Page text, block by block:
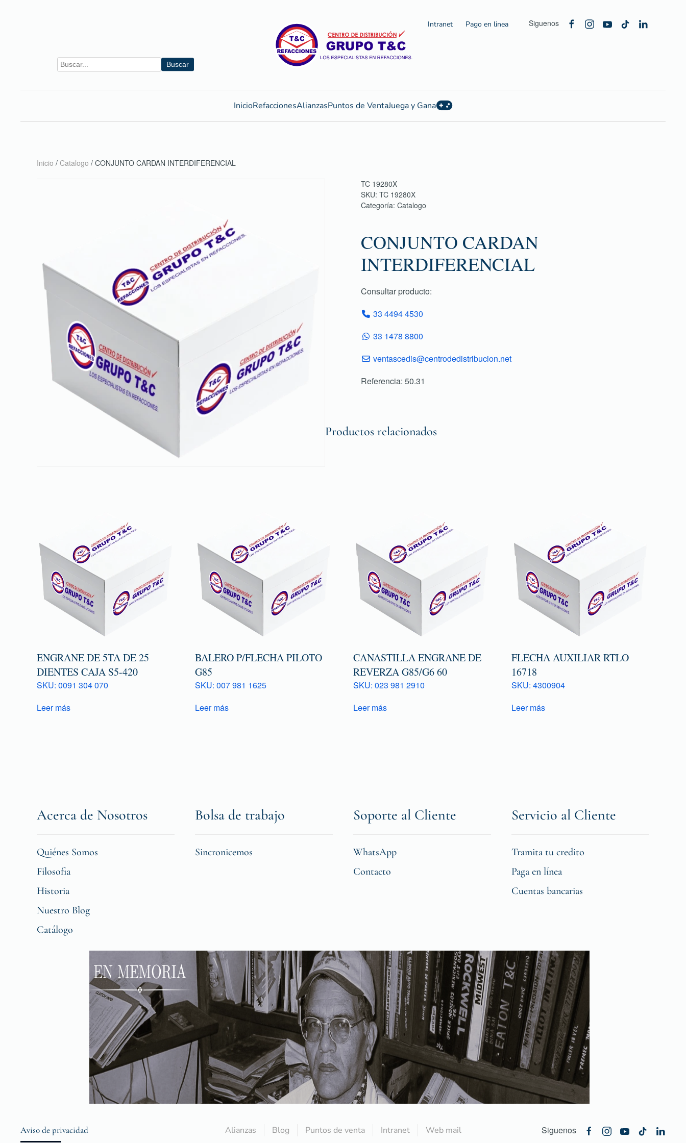
Buscar
Intranet Pago en linea Siguenos
InicioRefaccionesAlianzasPuntos de VentaJuega y Gana
Inicio / Catalogo / CONJUNTO CARDAN INTERDIFERENCIAL
TC 19280X
SKU: TC 19280X
Categoría: Catalogo
CONJUNTO CARDAN
INTERDIFERENCIAL
Consultar producto:
33 4494 4530
33 1478 8800
ventascedis@centrodedistribucion.net
Referencia: 50.31
Productos relacionados
ENGRANE DE 5TA DE 25
DIENTES CAJA S5-420
SKU: 0091 304 070
Leer más
BALERO P/FLECHA PILOTO
G85
SKU: 007 981 1625
Leer más
CANASTILLA ENGRANE DE
REVERZA G85/G6 60
SKU: 023 981 2910
Leer más
FLECHA AUXILIAR RTLO
16718
SKU: 4300904
Leer más
Acerca de Nosotros
Quiénes Somos
Filosofia
Historia
Nuestro Blog
Catálogo
Bolsa de trabajo
Sincronicemos
Soporte al Cliente
WhatsApp
Contacto
Servicio al Cliente
Tramita tu credito
Paga en línea
Cuentas bancarias
Aviso de privacidad Alianzas Blog Puntos de venta Intranet Web mail Siguenos